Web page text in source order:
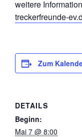
weitere
treckerfreunde-
Zum
DETAILS
Beginn:
Mai 7 @ 8:00